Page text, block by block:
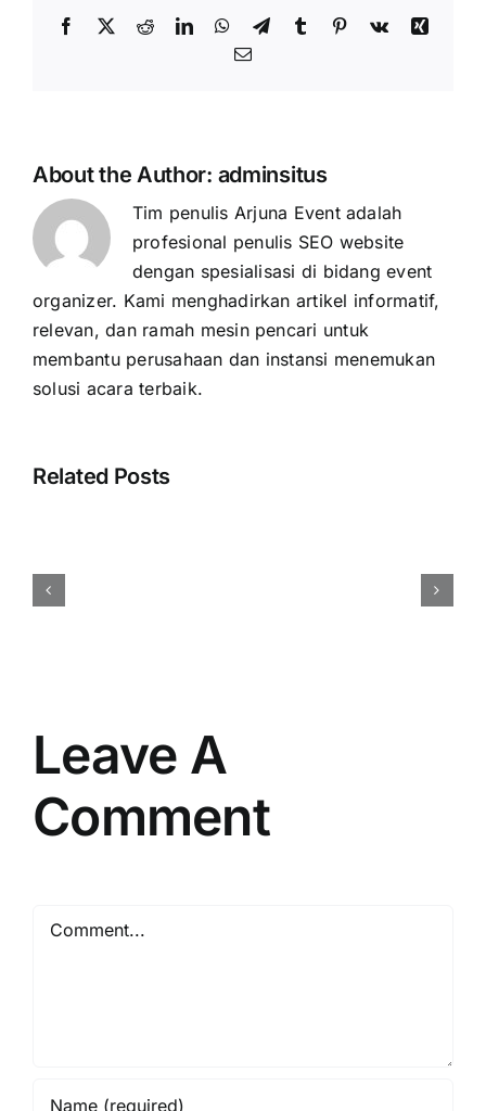
Facebook
X RedditLinkedInWhatsApp
TelegramTumblr Pinterest
Vk
Xing
Email
About the Author: adminsitus
Tim penulis Arjuna Event adalah
profesional penulis SEO website
dengan spesialisasi di bidang event
organizer. Kami menghadirkan artikel informatif,
relevan, dan ramah mesin pencari untuk
membantu perusahaan dan instansi menemukan
solusi acara terbaik.
Related Posts
Leave A
Comment